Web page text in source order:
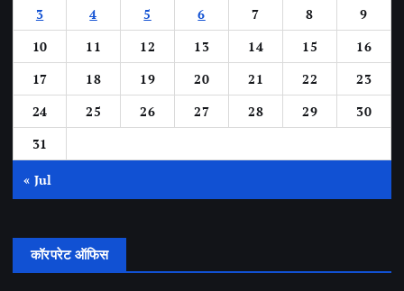
3
4 5 6 7 8
9
10
11 12 13 14 15
16
17
18 19 20 21 22
23
24
25 26 27 28 29
30
31
« Jul
कॉरपरेट ऑफिस